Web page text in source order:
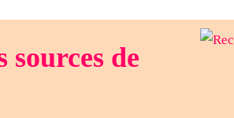
sources de